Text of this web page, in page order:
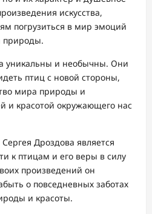
искусства,
погрузиться в мир эмоций
природы.
уникальны и необычны. Они
птиц с новой стороны,
мира природы и
и красотой окружающего нас
Дроздова является
к птицам и его веры в силу
произведений он
о повседневных заботах
и красоты.